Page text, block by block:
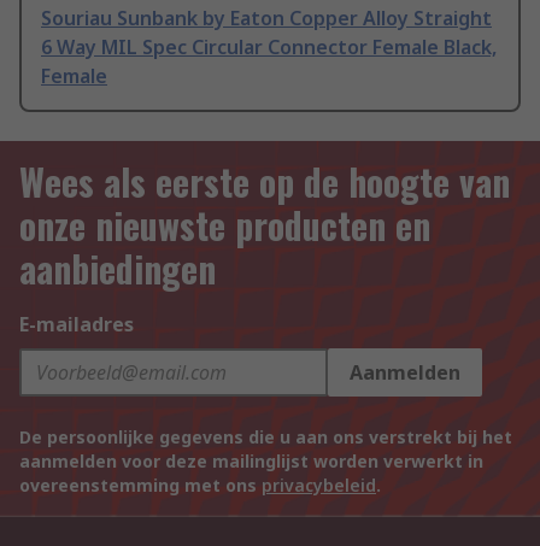
Souriau Sunbank by Eaton Copper Alloy Straight
6 Way MIL Spec Circular Connector Female Black,
Female
Wees als eerste op de hoogte van
onze nieuwste producten en
aanbiedingen
E-mailadres
Aanmelden
De persoonlijke gegevens die u aan ons verstrekt bij het
aanmelden voor deze mailinglijst worden verwerkt in
overeenstemming met ons privacybeleid.